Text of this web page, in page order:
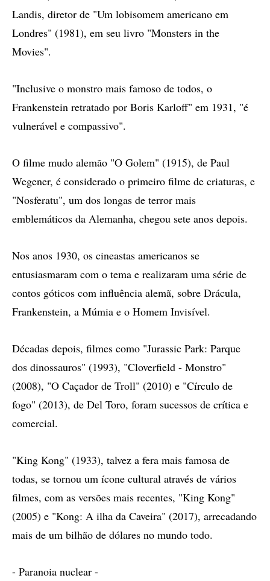
Landis, diretor de "Um lobisomem americano em
Londres" (1981), em seu livro "Monsters in the
Movies".
"Inclusive o monstro mais famoso de todos, o
Frankenstein retratado por Boris Karloff" em 1931, "é
vulnerável e compassivo".
O filme mudo alemão "O Golem" (1915), de Paul
Wegener, é considerado o primeiro filme de criaturas, e
"Nosferatu", um dos longas de terror mais
emblemáticos da Alemanha, chegou sete anos depois.
Nos anos 1930, os cineastas americanos se
entusiasmaram com o tema e realizaram uma série de
contos góticos com influência alemã, sobre Drácula,
Frankenstein, a Múmia e o Homem Invisível.
Décadas depois, filmes como "Jurassic Park: Parque
dos dinossauros" (1993), "Cloverfield - Monstro"
(2008), "O Caçador de Troll" (2010) e "Círculo de
fogo" (2013), de Del Toro, foram sucessos de crítica e
comercial.
"King Kong" (1933), talvez a fera mais famosa de
todas, se tornou um ícone cultural através de vários
filmes, com as versões mais recentes, "King Kong"
(2005) e "Kong: A ilha da Caveira" (2017), arrecadando
mais de um bilhão de dólares no mundo todo.
- Paranoia nuclear -